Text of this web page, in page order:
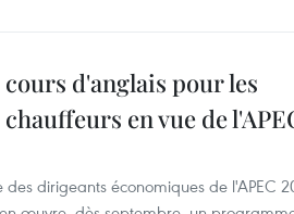
d'anglais pour les
en vue de
dirigeants économiques de l'APEC